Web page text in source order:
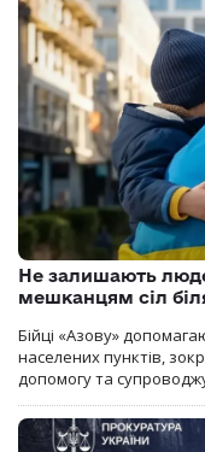
Не залишають
мешканцям сіл
Бійці «Азову»
населених пунктів,
допомогу та